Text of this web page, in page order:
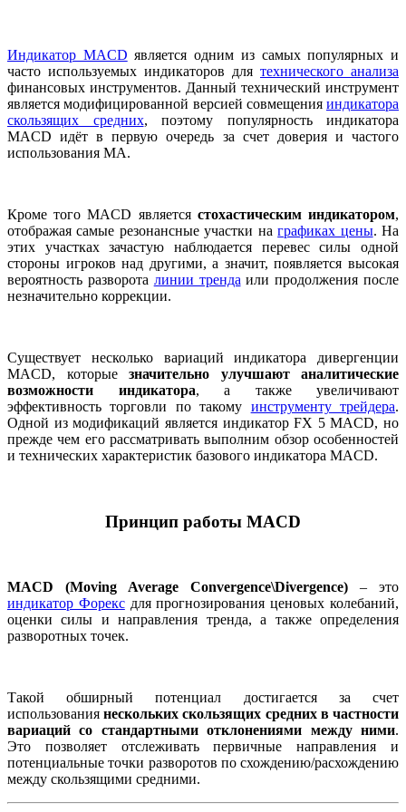
Индикатор MACD является одним из самых популярных и
часто используемых индикаторов для технического анализа
финансовых инструментов. Данный технический инструмент
является модифицированной версией совмещения индикатора
скользящих средних, поэтому популярность индикатора
MACD идёт в первую очередь за счет доверия и частого
использования MA.
Кроме того MACD является стохастическим индикатором,
отображая самые резонансные участки награфиках цены. На
этих участках зачастую наблюдается перевес силы одной
стороны игроков над другими, а значит, появляется высокая
вероятность разворота линии тренда или продолжения после
незначительно коррекции.
Существует несколько вариаций индикатора дивергенции
MACD, которые значительно улучшают аналитические
возможности индикатора, а также увеличивают
эффективность торговли по такому инструменту трейдера.
Одной из модификаций является индикатор FX 5 MACD, но
прежде чем его рассматривать выполним обзор особенностей
и технических характеристик базового индикатора MACD.
Принцип работы MACD
MACD (Moving Average Convergence\Divergence) – это
индикатор Форексдля прогнозирования ценовых колебаний,
оценки силы и направления тренда, а также определения
разворотных точек.
Такой обширный потенциал достигается за счет
использованиянескольких скользящих средних в частности
вариаций со стандартными отклонениями между ними.
Это позволяет отслеживать первичные направления и
потенциальные точки разворотов по схождению/расхождению
между скользящими средними.